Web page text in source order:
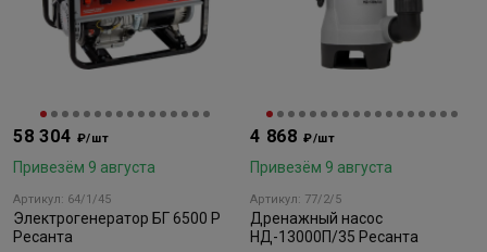
58 304 ₽/шт
Привезём 9 августа
Артикул: 64/1/45
Электрогенератор БГ 6500 Р
Ресанта
4 868 ₽/шт
Привезём 9 августа
Артикул: 77/2/5
Дренажный насос
НД-13000П/35 Ресанта